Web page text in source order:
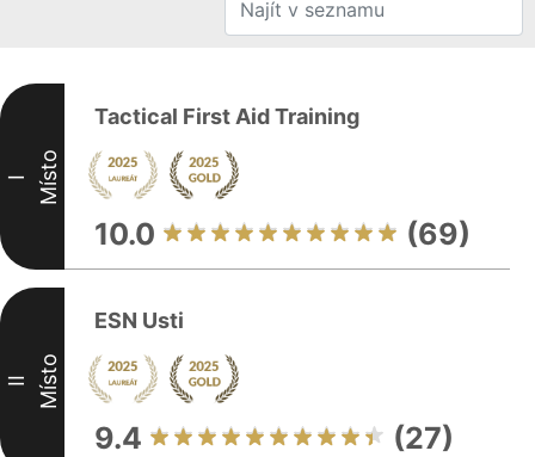
I Místo
Tactical First Aid Training
10.0 (69)
II Místo
ESN Usti
9.4 (27)